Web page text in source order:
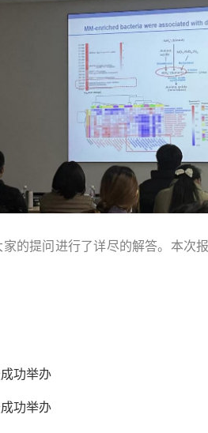
的提问进行了详尽的解答。本次
功举办
功举办